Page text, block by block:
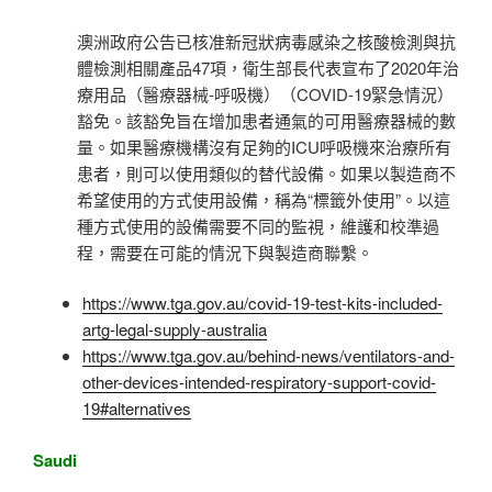
澳洲政府公告已核准新冠狀病毒感染之核酸檢測與抗
體檢測相關產品47項，衛生部長代表宣布了2020年治
療用品（醫療器械-呼吸機）（COVID-19緊急情況）
豁免。該豁免旨在增加患者通氣的可用醫療器械的數
量。如果醫療機構沒有足夠的ICU呼吸機來治療所有
患者，則可以使用類似的替代設備。如果以製造商不
希望使用的方式使用設備，稱為“標籤外使用”。以這
種方式使用的設備需要不同的監視，維護和校準過
程，需要在可能的情況下與製造商聯繫。
https://www.tga.gov.au/covid-19-test-kits-included-
artg-legal-supply-australia
https://www.tga.gov.au/behind-news/ventilators-and-
other-devices-intended-respiratory-support-covid-
19#alternatives
Saudi